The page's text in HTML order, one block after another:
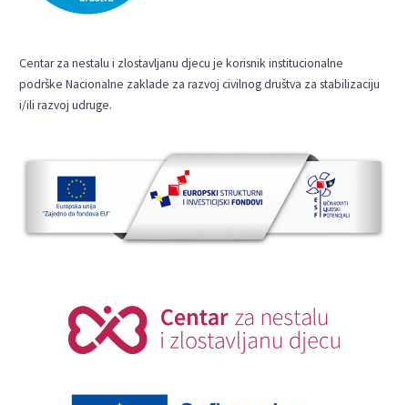
Centar za nestalu i zlostavljanu djecu je korisnik institucionalne
podrške Nacionalne zaklade za razvoj civilnog društva za stabilizaciju
i/ili razvoj udruge.